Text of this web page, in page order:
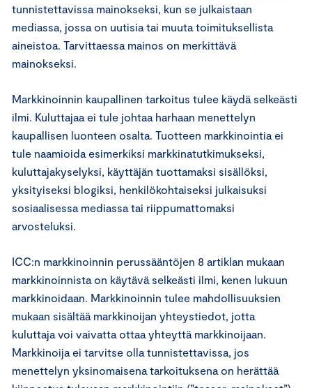
tunnistettavissa mainokseksi, kun se julkaistaan
mediassa, jossa on uutisia tai muuta toimituksellista
aineistoa. Tarvittaessa mainos on merkittävä
mainokseksi.
Markkinoinnin kaupallinen tarkoitus tulee käydä selkeästi
ilmi. Kuluttajaa ei tule johtaa harhaan menettelyn
kaupallisen luonteen osalta. Tuotteen markkinointia ei
tule naamioida esimerkiksi markkinatutkimukseksi,
kuluttajakyselyksi, käyttäjän tuottamaksi sisällöksi,
yksityiseksi blogiksi, henkilökohtaiseksi julkaisuksi
sosiaalisessa mediassa tai riippumattomaksi
arvosteluksi.
ICC:n markkinoinnin perussääntöjen 8 artiklan mukaan
markkinoinnista on käytävä selkeästi ilmi, kenen lukuun
markkinoidaan. Markkinoinnin tulee mahdollisuuksien
mukaan sisältää markkinoijan yhteystiedot, jotta
kuluttaja voi vaivatta ottaa yhteyttä markkinoijaan.
Markkinoija ei tarvitse olla tunnistettavissa, jos
menettelyn yksinomaisena tarkoituksena on herättää